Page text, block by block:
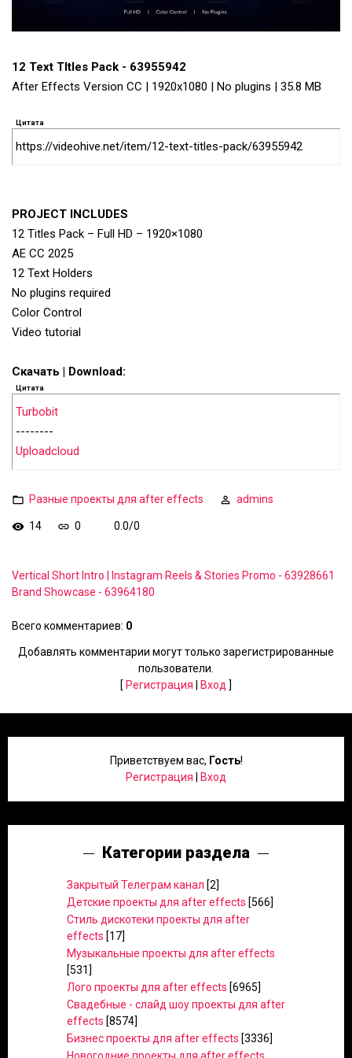
12 Text TItles Pack - 63955942
After Effects Version CC | 1920x1080 | No plugins | 35.8 MB
Цитата
https://videohive.net/item/12-text-titles-pack/63955942
PROJECT INCLUDES
12 Titles Pack – Full HD – 1920×1080
AE CC 2025
12 Text Holders
No plugins required
Color Control
Video tutorial
Скачать | Download:
Цитата
Turbobit
--------
Uploadcloud
Разные проекты для after effects admins
14 0 0.0/0
Vertical Short Intro | Instagram Reels & Stories Promo - 63928661
Brand Showcase - 63964180
Всего комментариев: 0
Добавлять комментарии могут только зарегистрированные
пользователи.
[ Регистрация Вход ]
Приветствуем вас, Гость!
Регистрация
Вход
Категории раздела
Закрытый Телеграм канал [2]
Детские проекты для after effects [566]
Стиль дискотеки проекты для after
effects [17]
Музыкальные проекты для after effects
[531]
Лого проекты для after effects [6965]
Свадебные - слайд шоу проекты для after
effects [8574]
Бизнес проекты для after effects [3336]